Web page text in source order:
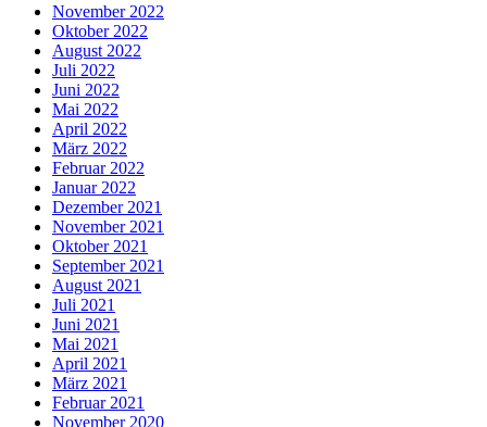
November 2022
Oktober 2022
August 2022
Juli 2022
Juni 2022
Mai 2022
April 2022
März 2022
Februar 2022
Januar 2022
Dezember 2021
November 2021
Oktober 2021
September 2021
August 2021
Juli 2021
Juni 2021
Mai 2021
April 2021
März 2021
Februar 2021
November 2020